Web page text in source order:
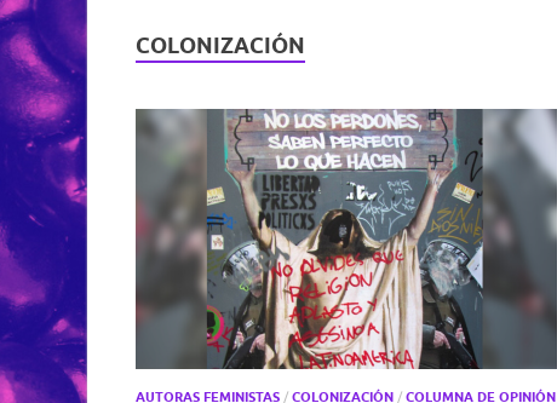
COLONIZACIÓN
AUTORAS FEMINISTAS / COLONIZACIÓN / COLUMNA DE OPINIÓN